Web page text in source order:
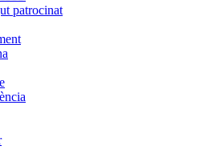
patrocinat